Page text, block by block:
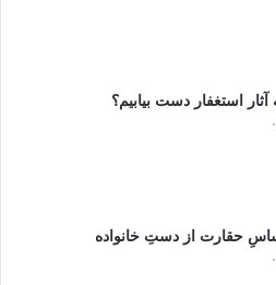
همسایگان به یکدیگر به عاریه و
و (‌از یاری و کمک به مردمان‌
و لیکن نماز را اقامه نمی‌کنند
استغفار دست بیابیم؟
حقارت از دستِ خانواده